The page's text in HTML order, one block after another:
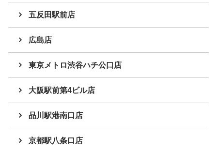
五反田駅前店
広島店
東京メトロ渋谷ハチ公口店
大阪駅前第4ビル店
品川駅港南口店
京都駅八条口店